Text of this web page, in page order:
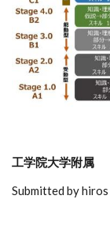
工学院大学附属
Submitted by